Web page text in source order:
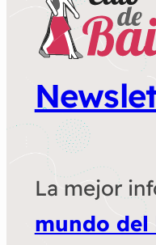
La mejor
mundo del